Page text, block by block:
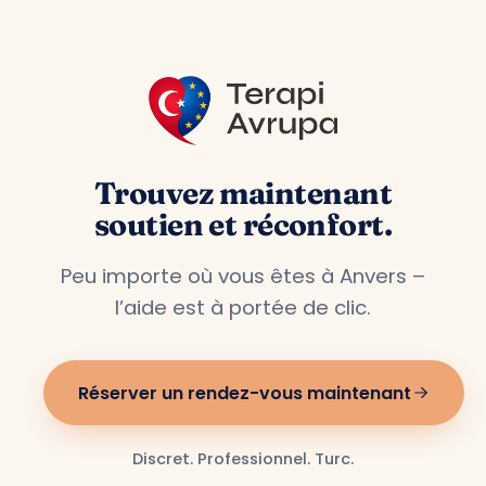
Trouvez maintenant
soutien et réconfort.
Peu importe où vous êtes à Anvers –
l’aide est à portée de clic.
Réserver un rendez-vous maintenant
Discret. Professionnel. Turc.